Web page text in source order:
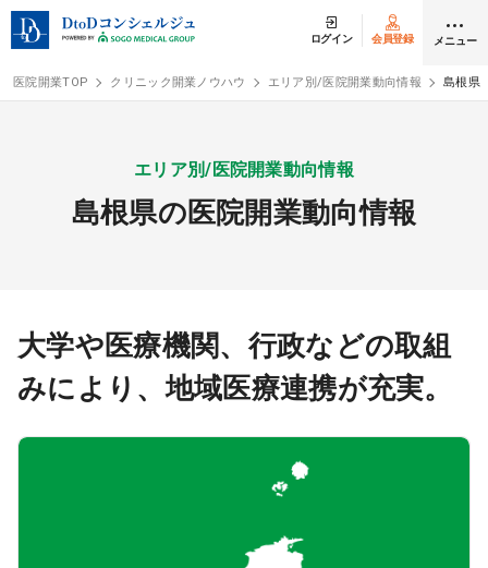
ログイン 会員登録 メニュー
クリニック開業
開業までの流れ
開業スタイル
医院開業TOP クリニック開業ノウハウ エリア別/医院開業動向情報 島根県
エリア別/医院開業動向情報
島根県の医院開業動向情報
大学や医療機関、行政などの取組
みにより、地域医療連携が充実。